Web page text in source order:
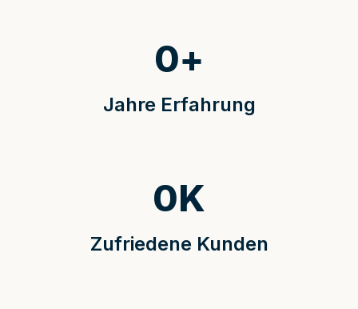
Jahre Erfahrung
0+
Zufriedene Kunden
0K